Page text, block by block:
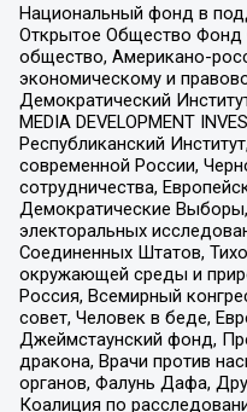
Национальный фонд в
Открытое Общество Фонд
общество, Американо-
экономическому и
Демократический
MEDIA DEVELOPMENT
Республиканский
современной России,
сотрудничества,
Демократические
электоральных
Соединенных Штатов,
окружающей среды и
Россия, Всемирный
совет, Человек в беде,
Джеймстаунский фонд,
дракона, Врачи против
органов, Фалунь Дафа,
Коалиция по